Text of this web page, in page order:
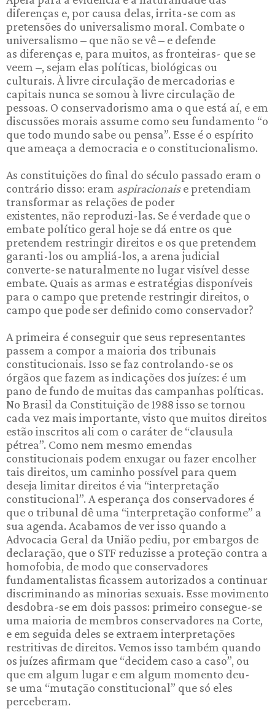
diferenças e, por causa delas, irrita-se com as
pretensões do universalismo moral. Combate o
universalismo – que não se vê – e defende
as diferenças e, para muitos, as fronteiras- que se
veem –, sejam elas políticas, biológicas ou
culturais. À livre circulação de mercadorias e
capitais nunca se somou à livre circulação de
pessoas. O conservadorismo ama o que está aí, e em
discussões morais assume como seu fundamento “o
que todo mundo sabe ou pensa”. Esse é o espírito
que ameaça a democracia e o constitucionalismo.
As constituições do final do século passado eram o
contrário disso: eram aspiracionaise pretendiam
transformar as relações de poder
existentes, não reproduzi-las. Se é verdade que o
embate político geral hoje se dá entre os que
pretendem restringir direitos e os que pretendem
garanti-los ou ampliá-los, a arena judicial
converte-se naturalmente no lugar visível desse
embate. Quais as armas e estratégias disponíveis
para o campo que pretende restringir direitos, o
campo que pode ser definido como conservador?
A primeira é conseguir que seus representantes
passem a compor a maioria dos tribunais
constitucionais. Isso se faz controlando-se os
órgãos que fazem as indicações dos juízes: é um
pano de fundo de muitas das campanhas políticas.
No Brasil da Constituição de 1988 isso se tornou
cada vez mais importante, visto que muitos direitos
estão inscritos ali com o caráter de “clausula
pétrea”. Como nem mesmo emendas
constitucionais podem enxugar ou fazer encolher
tais direitos, um caminho possível para quem
deseja limitar direitos é via “interpretação
constitucional”. A esperança dos conservadores é
que o tribunal dê uma “interpretação conforme” a
sua agenda. Acabamos de ver isso quando a
Advocacia Geral da União pediu, por embargos de
declaração, que o STF reduzisse a proteção contra a
homofobia, de modo que conservadores
fundamentalistas ficassem autorizados a continuar
discriminando as minorias sexuais. Esse movimento
desdobra-se em dois passos: primeiro consegue-se
uma maioria de membros conservadores na Corte,
e em seguida deles se extraem interpretações
restritivas de direitos. Vemos isso também quando
os juízes afirmam que “decidem caso a caso”, ou
que em algum lugar e em algum momento deu-
se uma “mutação constitucional” que só eles
perceberam.